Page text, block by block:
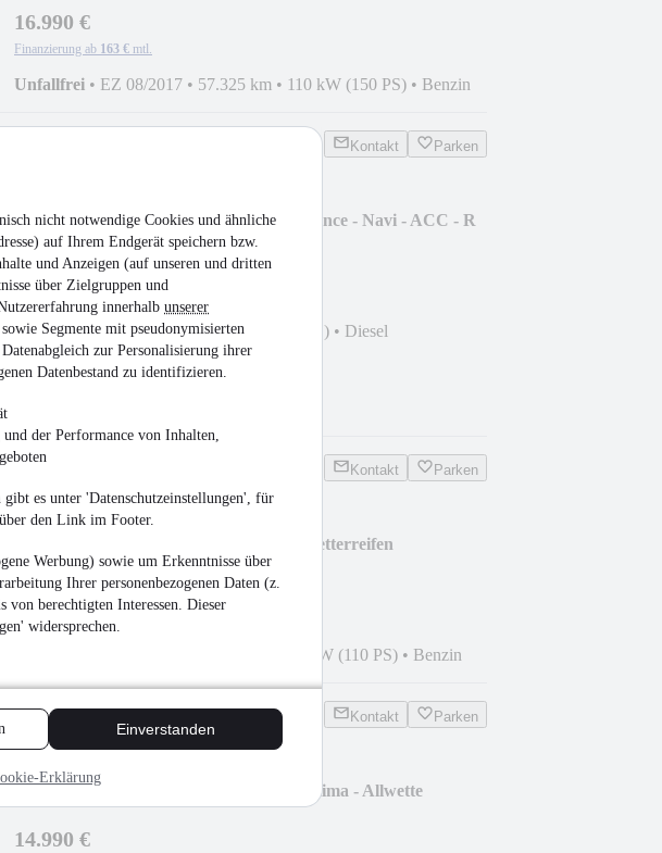
nicht notwendige Cookies und ähnliche
auf Ihrem Endgerät speichern bzw.
und Anzeigen (auf unseren und dritten
über Zielgruppen und
innerhalb unserer
Segmente mit pseudonymisierten
zur Personalisierung ihrer
Datenbestand zu identifizieren.
der Performance von Inhalten,
es unter 'Datenschutzeinstellungen', für
den Link im Footer.
Werbung) sowie um Erkenntnisse über
Ihrer personenbezogenen Daten (z.
von berechtigten Interessen. Dieser
widersprechen.
Einverstanden
Erklärung
16.990 €
Finanzierung ab 163 € mtl.
Unfallfrei • EZ 08/2017 • 57.325 km • 110 kW (150 PS) • Benzin
Kontakt Parken
Volkswagen Passat Variant 2.0 TDI Elegance - Navi - ACC - R
22.700 €
Finanzierung ab 218 € mtl.
EZ 07/2020•109.645 km•110 kW (150 PS) • Diesel
Kontakt Parken
Volkswagen T-Cross 1,0 TSI United Allwetterreifen
15.880 €
Finanzierung ab
81 kW (110 PS) • Benzin
Kontakt Parken
BMW 318 d - Navi Prov. - Tempomat - Klima - Allwette
14.990 €